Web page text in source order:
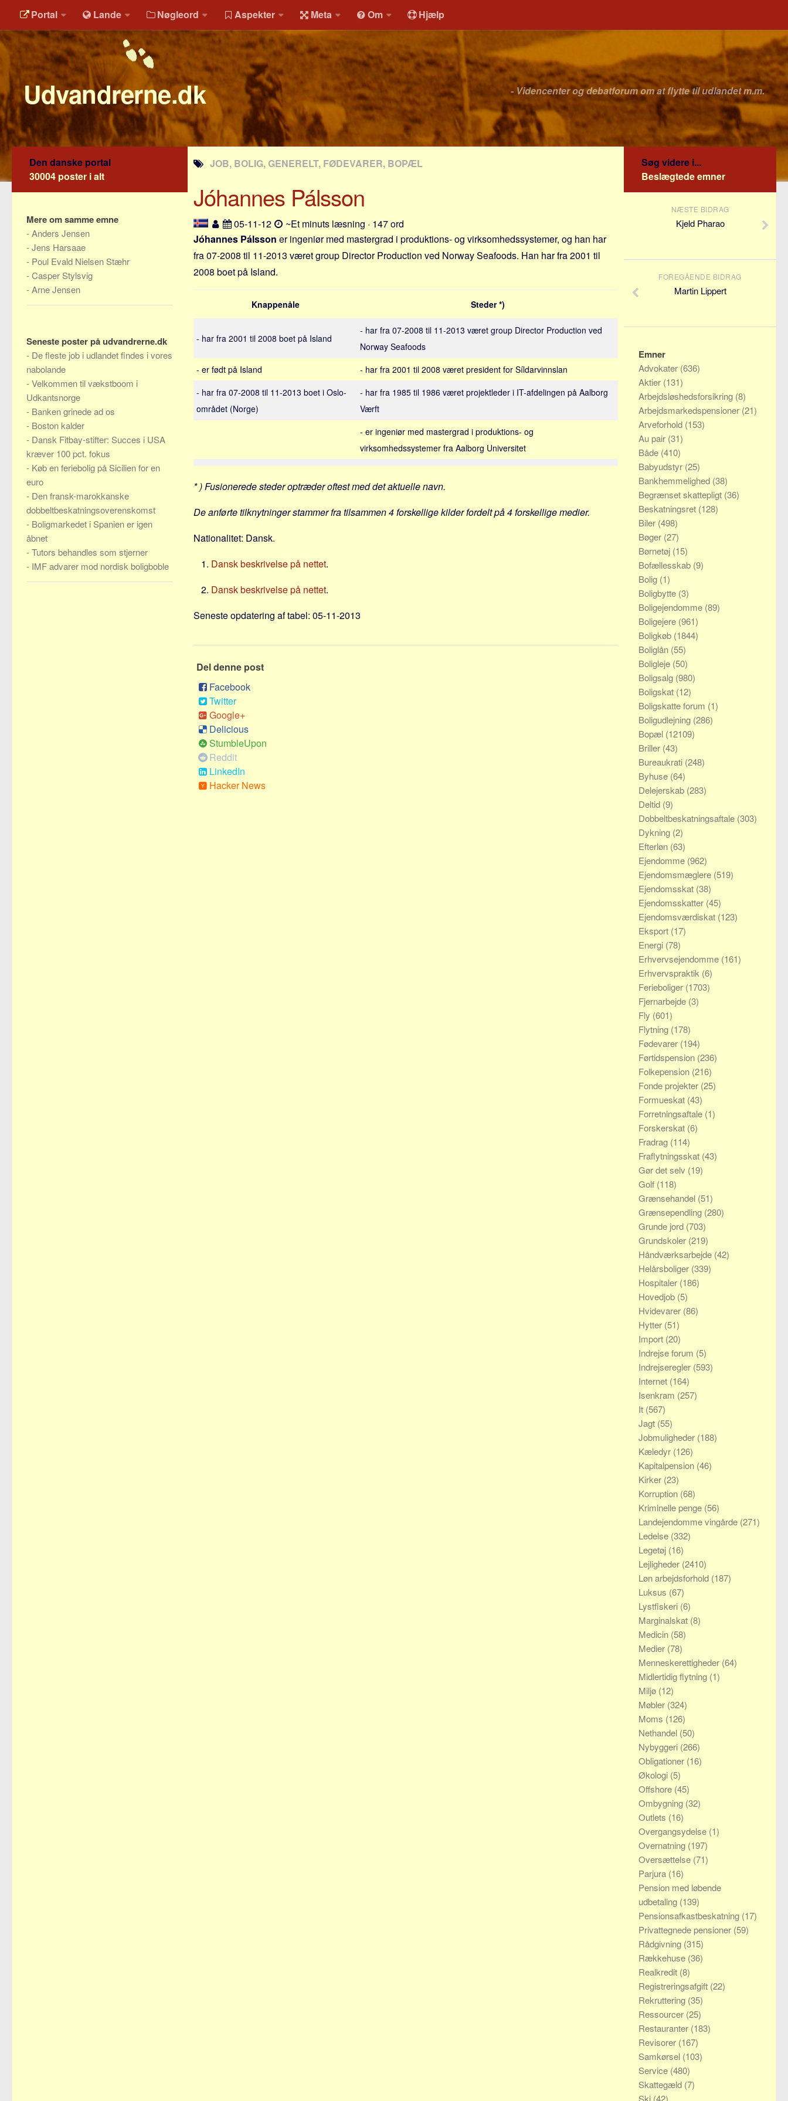
Portal Lande Nøgleord Aspekter Meta Om Hjælp
Udvandrerne.dk - Videncenter og debatforum om at flytte til udlandet m.m.
JOB, BOLIG, GENERELT, FØDEVARER, BOPÆL
Jóhannes Pálsson
05-11-12
~Et minuts læsning · 147 ord
Jóhannes Pálsson er ingeniør med mastergrad i produktions- og virksomhedssystemer, og han har
fra 07-2008 til 11-2013 været group Director Production ved Norway Seafoods. Han har fra 2001 til
2008 boet på Island.
Knappenåle Steder *)
- har fra 2001 til 2008 boet på Island
- har fra 07-2008 til 11-2013 været group Director Production ved
Norway Seafoods
- er født på Island
- har fra 2001 til 2008 været president for Síldarvinnslan
- har fra 07-2008 til 11-2013 boet i Oslo-
området (Norge)
- har fra 1985 til 1986 været projektleder i IT-afdelingen på Aalborg
Værft
- er ingeniør med mastergrad i produktions- og
virksomhedssystemer fra Aalborg Universitet
* ) Fusionerede steder optræder oftest med det aktuelle navn.
De anførte tilknytninger stammer fra tilsammen 4 forskellige kilder fordelt på 4 forskellige medier.
Nationalitet: Dansk.
Dansk beskrivelse på nettet.
Dansk beskrivelse på nettet.
Seneste opdatering af tabel: 05-11-2013
Del denne post
Facebook
Twitter
Google+
Delicious
StumbleUpon
Reddit
LinkedIn
Hacker News
Den danske portal
30004 poster i alt
Mere om samme emne
-Anders Jensen
-Jens Harsaae
- Poul Evald Nielsen Stæhr
-Casper Stylsvig
-Arne Jensen
Seneste poster på udvandrerne.dk
- De fleste job i udlandet findes i vores
nabolande
-Velkommen til vækstboom i
Udkantsnorge
- Banken grinede ad os
- Boston kalder
- Dansk Fitbay-stifter: Succes i USA
kræver 100 pct. fokus
- Køb en feriebolig på Sicilien for en
euro
- Den fransk-marokkanske
dobbeltbeskatningsoverenskomst
- Boligmarkedet i Spanien er igen
åbnet
-Tutors behandles som stjerner
- IMF advarer mod nordisk boligboble
Søg videre i...
Beslægtede emner
NÆSTE BIDRAG
Kjeld Pharao
FOREGÅENDE BIDRAG
Martin Lippert
Emner
Advokater (636)
Aktier (131)
Arbejdsløshedsforsikring (8)
Arbejdsmarkedspensioner (21)
Arveforhold (153)
Au pair (31)
Både (410)
Babyudstyr (25)
Bankhemmelighed (38)
Begrænset skattepligt (36)
Beskatningsret (128)
Biler (498)
Bøger (27)
Børnetøj (15)
Bofællesskab (9)
Bolig (1)
Boligbytte (3)
Boligejendomme (89)
Boligejere (961)
Boligkøb (1844)
Boliglån (55)
Boligleje (50)
Boligsalg (980)
Boligskat (12)
Boligskatte forum (1)
Boligudlejning (286)
Bopæl (12109)
Briller (43)
Bureaukrati (248)
Byhuse (64)
Delejerskab (283)
Deltid (9)
Dobbeltbeskatningsaftale (303)
Dykning (2)
Efterløn (63)
Ejendomme (962)
Ejendomsmæglere (519)
Ejendomsskat (38)
Ejendomsskatter (45)
Ejendomsværdiskat (123)
Eksport (17)
Energi (78)
Erhvervsejendomme (161)
Erhvervspraktik (6)
Ferieboliger (1703)
Fjernarbejde (3)
Fly (601)
Flytning (178)
Fødevarer (194)
Førtidspension (236)
Folkepension (216)
Fonde projekter (25)
Formueskat (43)
Forretningsaftale (1)
Forskerskat (6)
Fradrag (114)
Fraflytningsskat (43)
Gør det selv (19)
Golf (118)
Grænsehandel (51)
Grænsependling (280)
Grunde jord (703)
Grundskoler (219)
Håndværksarbejde (42)
Helårsboliger (339)
Hospitaler (186)
Hovedjob (5)
Hvidevarer (86)
Hytter (51)
Import (20)
Indrejse forum (5)
Indrejseregler (593)
Internet (164)
Isenkram (257)
It (567)
Jagt (55)
Jobmuligheder (188)
Kæledyr (126)
Kapitalpension (46)
Kirker (23)
Korruption (68)
Kriminelle penge (56)
Landejendomme vingårde (271)
Ledelse (332)
Legetøj (16)
Lejligheder (2410)
Løn arbejdsforhold (187)
Luksus (67)
Lystfiskeri (6)
Marginalskat (8)
Medicin (58)
Medier (78)
Menneskerettigheder (64)
Midlertidig flytning (1)
Miljø (12)
Møbler (324)
Moms (126)
Nethandel (50)
Nybyggeri (266)
Obligationer (16)
Økologi (5)
Offshore (45)
Ombygning (32)
Outlets (16)
Overgangsydelse (1)
Overnatning (197)
Oversættelse (71)
Parjura (16)
Pension med løbende
udbetaling (139)
Pensionsafkastbeskatning (17)
Privattegnede pensioner (59)
Rådgivning (315)
Rækkehuse (36)
Realkredit (8)
Registreringsafgift (22)
Rekruttering (35)
Ressourcer (25)
Restauranter (183)
Revisorer (167)
Samkørsel (103)
Service (480)
Skattegæld (7)
Ski (42)